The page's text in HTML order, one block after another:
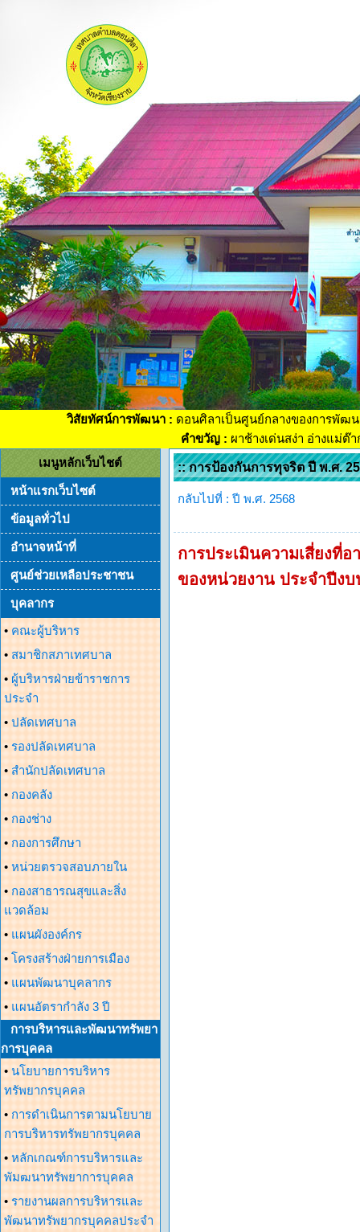
วิสัยทัศน์การพัฒนา : ดอนศิลาเป็นศูนย์กลางของการพัฒ
คำขวัญ : ผาช้างเด่นสง่า อ่างแม่ต๊
เมนูหลักเว็บไชต์
หน้าแรกเว็บไซต์
ข้อมูลทั่วไป
อำนาจหน้าที่
ศูนย์ช่วยเหลือประชาชน
บุคลากร
• คณะผู้บริหาร
• สมาชิกสภาเทศบาล
• ผู้บริหารฝ่ายข้าราชการ
ประจำ
• ปลัดเทศบาล
• รองปลัดเทศบาล
• สำนักปลัดเทศบาล
• กองคลัง
• กองช่าง
• กองการศึกษา
• หน่วยตรวจสอบภายใน
• กองสาธารณสุขและสิ่ง
แวดล้อม
• แผนผังองค์กร
• โครงสร้างฝ่ายการเมือง
• แผนพัฒนาบุคลากร
• แผนอัตรากำลัง 3 ปี
การบริหารและพัฒนาทรัพยา
การบุคคล
• นโยบายการบริหาร
ทรัพยากรบุคคล
• การดำเนินการตามนโยบาย
การบริหารทรัพยากรบุคคล
• หลักเกณฑ์การบริหารและ
พัมฒนาทรัพยาการบุคคล
• รายงานผลการบริหารและ
พัฒนาทรัพยากรบุคคลประจำ
:: การป้องกันการทุจริต ปี พ.ศ.
กลับไปที่ : ปี พ.ศ. 2568
การประเมินความเสี่ยงที่
ของหน่วยงาน ประจำปีง